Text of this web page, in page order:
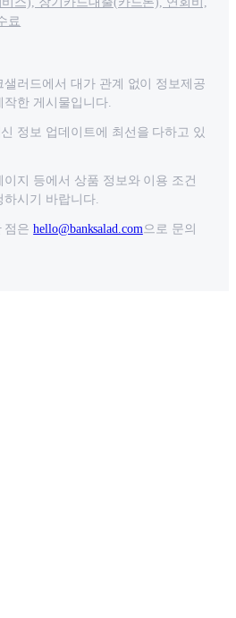
료
샐러드에서 대가 관계 없이 정보제공
작한 게시물입니다.
정보 업데이트에 최선을 다하고 있
이지 등에서 상품 정보와 이용 조건
하시기 바랍니다.
점은 hello@banksalad.com으로 문의